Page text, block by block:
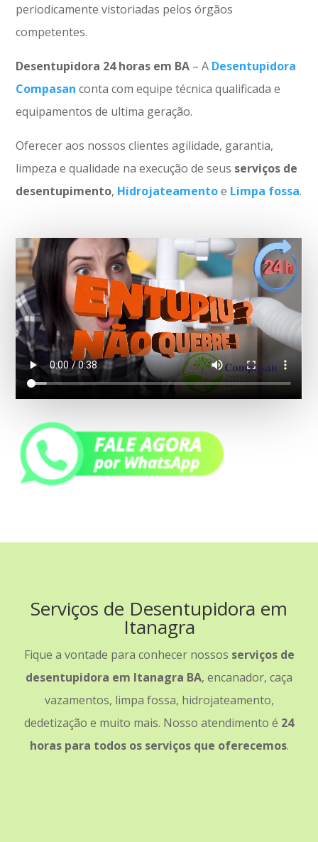
periodicamente vistoriadas pelos órgãos
competentes.
Desentupidora 24 horas em BA – A Desentupidora
Compasan conta com equipe técnica qualificada e
equipamentos de ultima geração.
Oferecer aos nossos clientes agilidade, garantia,
limpeza e qualidade na execução de seus serviços de
desentupimento, Hidrojateamentoe Limpa fossa.
Serviços de Desentupidora em
Itanagra
Fique a vontade para conhecer nossos serviços de
desentupidora em Itanagra BA, encanador, caça
vazamentos, limpa fossa, hidrojateamento,
dedetização e muito mais. Nosso atendimento é 24
horas para todos os serviços que oferecemos.